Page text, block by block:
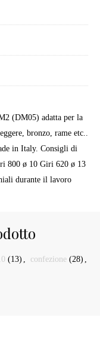
(DM05) adatta per la
bronzo, rame etc..
in Italy. Consigli di
800 ø 10 Giri 620 ø 13
durante il lavoro
(13) , confezione (28) ,